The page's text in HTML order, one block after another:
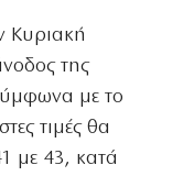
Κυριακή
της
με το
τιμές θα
με 43, κατά